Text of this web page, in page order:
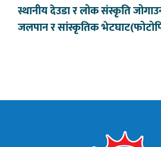
स्थानीय देउडा र लोक संस्कृति
जलपान र सांस्कृतिक